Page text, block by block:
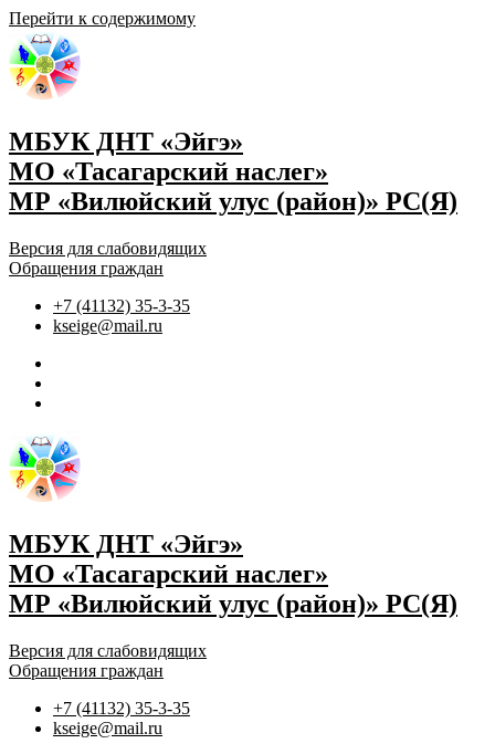
Перейти к содержимому
МБУК ДНТ «Эйгэ»
МО «Тасагарский наслег»
МР «Вилюйский улус (район)» РС(Я)
Версия для слабовидящих
Обращения граждан
+7 (41132) 35-3-35
kseige@mail.ru
МБУК ДНТ «Эйгэ»
МО «Тасагарский наслег»
МР «Вилюйский улус (район)» РС(Я)
Версия для слабовидящих
Обращения граждан
+7 (41132) 35-3-35
kseige@mail.ru